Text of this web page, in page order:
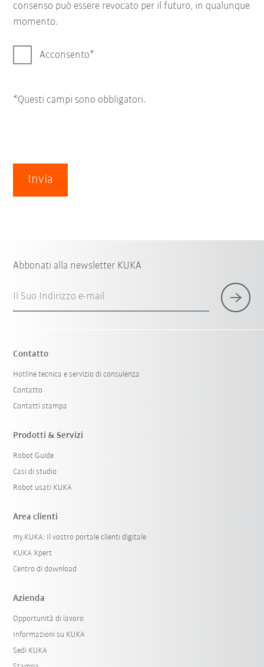
consenso può essere revocato per il futuro, in qualunque
momento.
Acconsento
*Questi campi sono obbligatori.
Invia
Abbonati alla newsletter KUKA
Il Suo Indirizzo e-mail
Contatto
Hotline tecnica e servizio di consulenza
Contatto
Contatti stampa
Prodotti & Servizi
Robot Guide
Casi di studio
Robot usati KUKA
Area clienti
my.KUKA: Il vostro portale clienti digitale
KUKA Xpert
Centro di download
Azienda
Opportunità di lavoro
Informazioni su KUKA
Sedi KUKA